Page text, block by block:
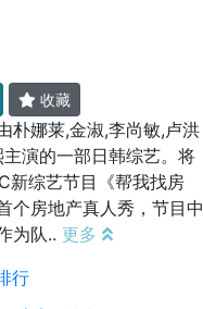
收藏
朴娜莱,金淑,李尚敏,卢洪
演的一部日韩综艺。将
新综艺节目《帮我找房
个房地产真人秀，节目中
为队.. 更多
行